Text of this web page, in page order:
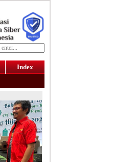
Index